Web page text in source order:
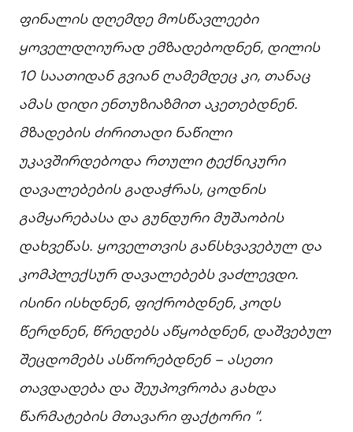
ფინალის დღემდე მოსწავლეები
ყოველდღიურად ემზადებოდნენ, დილის
10 საათიდან გვიან ღამემდეც კი, თანაც
ამას დიდი ენთუზიაზმით აკეთებდნენ.
მზადების ძირითადი ნაწილი
უკავშირდებოდა რთული ტექნიკური
დავალებების გადაჭრას, ცოდნის
გამყარებასა და გუნდური მუშაობის
დახვეწას. ყოველთვის განსხვავებულ და
კომპლექსურ დავალებებს ვაძლევდი.
ისინი ისხდნენ, ფიქრობდნენ, კოდს
წერდნენ, წრედებს აწყობდნენ, დაშვებულ
შეცდომებს ასწორებდნენ – ასეთი
თავდადება და შეუპოვრობა გახდა
წარმატების მთავარი ფაქტორი“.